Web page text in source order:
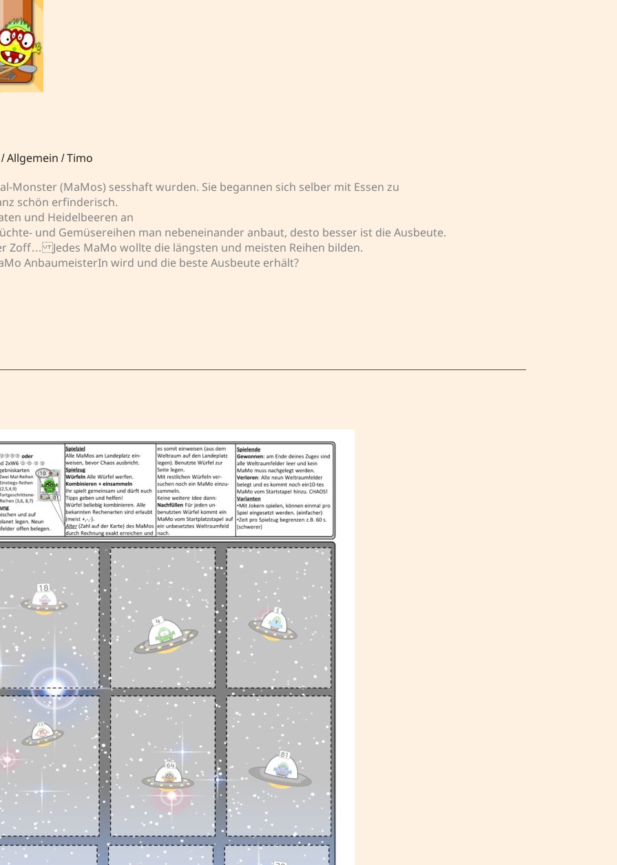
/Allgemein /Timo
Monster (MaMos) sesshaft wurden. Sie begannen sich selber mit Essen zu
schön erfinderisch.
und Heidelbeeren an
und Gemüsereihen man nebeneinander anbaut, desto besser ist die Ausbeute.
Zoff… Jedes MaMo wollte die längsten und meisten Reihen bilden.
AnbaumeisterIn wird und die beste Ausbeute erhält?